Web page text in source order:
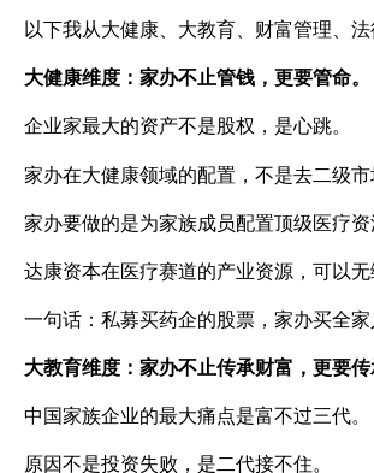
以下我从大健康、大教育、财富管理、
大健康维度：家办不止管钱，更要管命。
企业家最大的资产不是股权，是心跳。
家办在大健康领域的配置，不是去二级
家办要做的是为家族成员配置顶级医疗
达康资本在医疗赛道的产业资源，可以
一句话：私募买药企的股票，家办买全家
大教育维度：家办不止传承财富，更要传
中国家族企业的最大痛点是富不过三代。
原因不是投资失败，是二代接不住。